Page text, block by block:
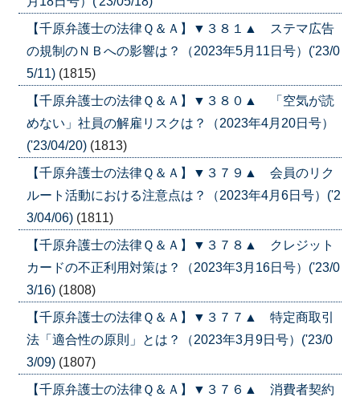
【千原弁護士の法律Ｑ＆Ａ】▼３８１▲ ステマ広告
の規制のＮＢへの影響は？（2023年5月11日号）('23/0
5/11) (1815)
【千原弁護士の法律Ｑ＆Ａ】▼３８０▲ 「空気が読
めない」社員の解雇リスクは？（2023年4月20日号）
('23/04/20) (1813)
【千原弁護士の法律Ｑ＆Ａ】▼３７９▲ 会員のリク
ルート活動における注意点は？（2023年4月6日号）('2
3/04/06) (1811)
【千原弁護士の法律Ｑ＆Ａ】▼３７８▲ クレジット
カードの不正利用対策は？（2023年3月16日号）('23/0
3/16) (1808)
【千原弁護士の法律Ｑ＆Ａ】▼３７７▲ 特定商取引
法「適合性の原則」とは？（2023年3月9日号）('23/0
3/09) (1807)
【千原弁護士の法律Ｑ＆Ａ】▼３７６▲ 消費者契約